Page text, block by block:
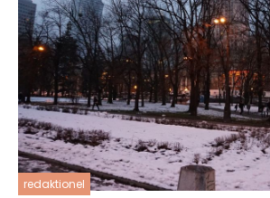
redaktionel